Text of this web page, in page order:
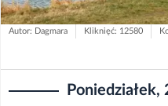
Autor: Dagmara Kliknięć: 12580